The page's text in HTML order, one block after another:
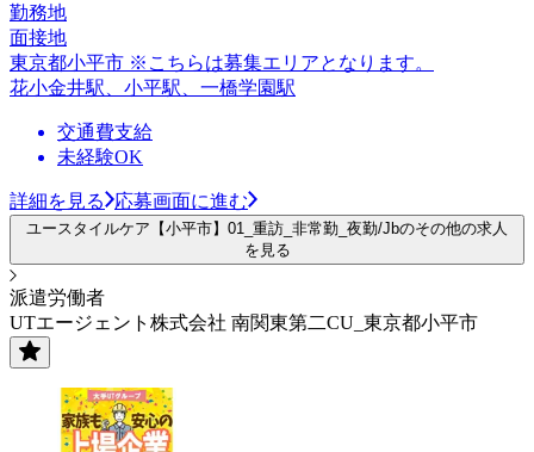
勤務地
面接地
東京都小平市 ※こちらは募集エリアとなります。
花小金井駅、小平駅、一橋学園駅
交通費支給
未経験OK
詳細を見る 応募画面に進む
ユースタイルケア【小平市】01_重訪_非常勤_夜勤/Jbのその他の求人
を見る
派遣労働者
UTエージェント株式会社 南関東第二CU_東京都小平市